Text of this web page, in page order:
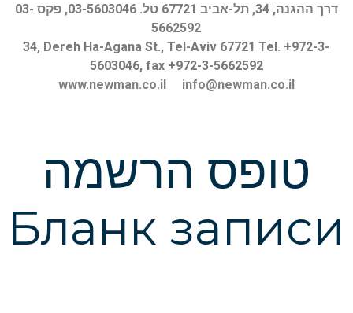
דרך ההגנה, 34, תל-אביב 67721 טל. 03-5603046, פקס 03-
5662592
34, Dereh Ha-Agana St., Tel-Aviv 67721 Tel. +972-3-
5603046, fax +972-3-5662592
www.newman.co.il
info@newman.co.il
טופס הרשמה
Бланк записи
remove_circle_outline Уменьшить шрифт
add_circle_outline Увеличить шрифт
Читабельный шрифт
Яркий контраст
font_download Выделить ссылки
настройки